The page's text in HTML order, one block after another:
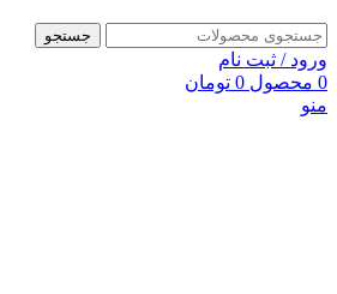
جستجو
ورود / ثبت نام
0 محصول 0 تومان
منو